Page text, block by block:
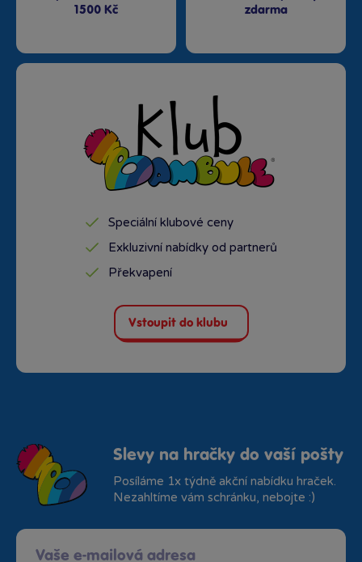
1500 Kč
zdarma
Speciální klubové ceny
Exkluzivní nabídky od partnerů
Překvapení
Vstoupit do klubu
Slevy na hračky do vaší pošty
Posíláme 1x týdně akční nabídku hraček.
Nezahltíme vám schránku, nebojte :)